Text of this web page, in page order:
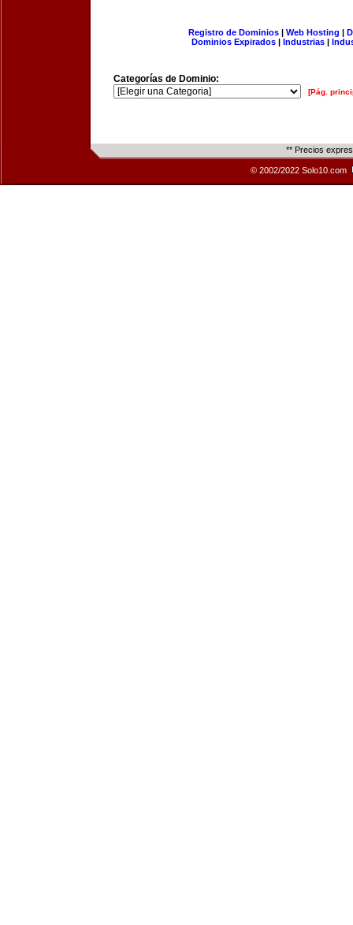
Registro de Dominios| Web Hosting |
Dominios Expirados | Industrias |
Categorías de Dominio:
[Pág.
** Precios
© 2002/2022 Solo10.com